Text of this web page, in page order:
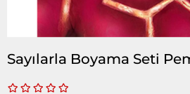
Sayılarla Boyama Seti